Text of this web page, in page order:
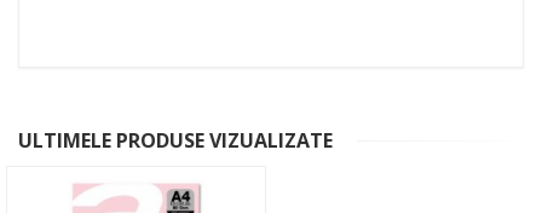
ULTIMELE PRODUSE VIZUALIZATE